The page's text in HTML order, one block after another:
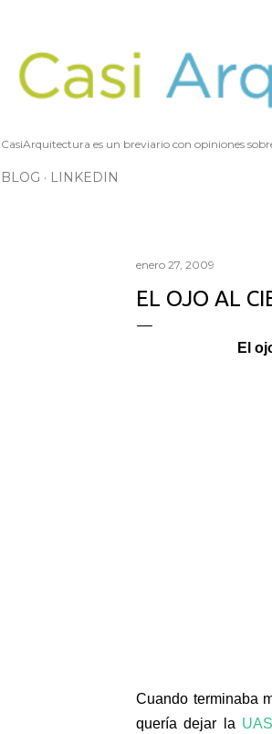
CasiArquitectura es un breviario con opiniones
BLOG LINKEDIN
enero 27, 2009
EL OJO AL
El
Cuando terminaba
quería dejar la